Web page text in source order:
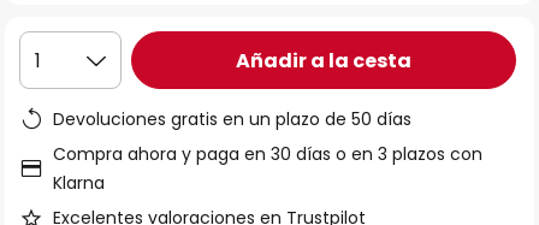
1 Añadir a la cesta
Devoluciones gratis en un plazo de 50 días
Compra ahora y paga en 30 días o en 3 plazos con
Klarna
Excelentes valoraciones en Trustpilot